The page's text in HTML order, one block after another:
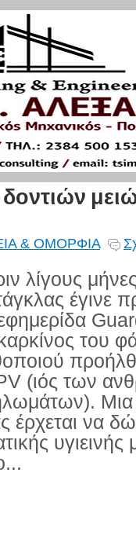
& ΟΜΟΡΦΙΑ
λίγους
έγινε
του
(ιός των
Μια
έρχεται να
υγιεινής